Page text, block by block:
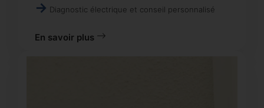
Diagnostic électrique et conseil personnalisé
En savoir plus